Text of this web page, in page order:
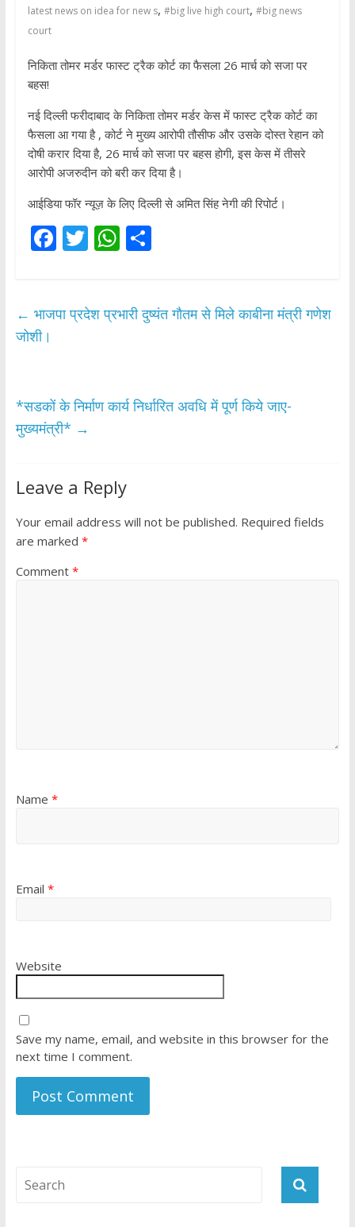
latest news on idea for new s, #big live high court, #big news
court
निकिता तोमर मर्डर फास्ट ट्रैक कोर्ट का फैसला 26 मार्च को सजा पर
बहस!
नई दिल्ली फरीदाबाद के निकिता तोमर मर्डर केस में फास्ट ट्रैक कोर्ट का
फैसला आ गया है , कोर्ट ने मुख्य आरोपी तौसीफ और उसके दोस्त रेहान को
दोषी करार दिया है, 26 मार्च को सजा पर बहस होगी, इस केस में तीसरे
आरोपी अजरुदीन को बरी कर दिया है।
आईडिया फॉर न्यूज़ के लिए दिल्ली से अमित सिंह नेगी की रिपोर्ट।
F
b
k
T
er
W
s
p
S
e
← भाजपा प्रदेश प्रभारी दुष्यंत गौतम से मिले काबीना मंत्री गणेश
जोशी।
*सडकों के निर्माण कार्य निर्धारित अवधि में पूर्ण किये जाए-
मुख्यमंत्री* →
Leave a Reply
Your email address will not be published. Required fields
are marked *
Comment *
Name *
Email *
Website
Save my name, email, and website in this browser for the
next time I comment.